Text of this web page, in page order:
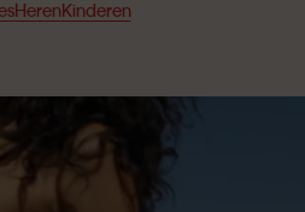
HerenKinderen